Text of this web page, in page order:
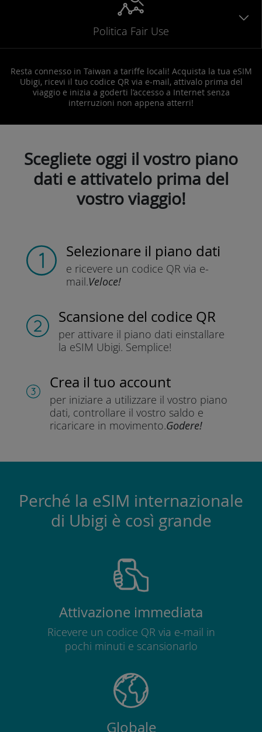
Politica Fair Use
Resta connesso in Taiwan a tariffe locali! Acquista la tua eSIM
Ubigi, ricevi il tuo codice QR via e-mail, attivalo prima del
viaggio e inizia a goderti l’accesso a Internet senza
interruzioni non appena atterri!
Scegliete oggi il vostro piano
dati e attivatelo prima del
vostro viaggio!
Selezionare il piano dati
e ricevere un codice QR via e-
mail.Veloce!
Scansione del codice QR
per attivare il piano dati einstallare
la eSIM Ubigi. Semplice!
Crea il tuo account
per iniziare a utilizzare il vostro piano
dati, controllare il vostro saldo e
ricaricare in movimento.Godere!
Perché la eSIM internazionale
di Ubigi è così grande
Attivazione immediata
Ricevere un codice QR via e-mail in
pochi minuti e scansionarlo
Globale